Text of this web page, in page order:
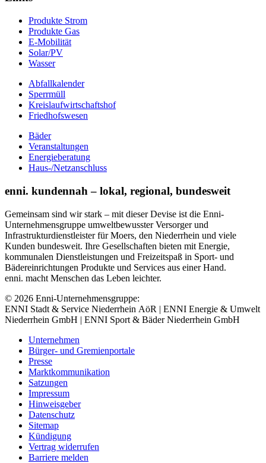
Produkte Strom
Produkte Gas
E-Mobilität
Solar/PV
Wasser
Abfallkalender
Sperrmüll
Kreislaufwirtschaftshof
Friedhofswesen
Bäder
Veranstaltungen
Energieberatung
Haus-/Netzanschluss
enni. kundennah – lokal, regional, bundesweit
Gemeinsam sind wir stark – mit dieser Devise ist die Enni-
Unternehmensgruppe umweltbewusster Versorger und
Infrastrukturdienstleister für Moers, den Niederrhein und viele
Kunden bundesweit. Ihre Gesellschaften bieten mit Energie,
kommunalen Dienstleistungen und Freizeitspaß in Sport- und
Bädereinrichtungen Produkte und Services aus einer Hand.
enni. macht Menschen das Leben leichter.
© 2026 Enni-Unternehmensgruppe:
ENNI Stadt & Service Niederrhein AöR | ENNI Energie & Umwelt
Niederrhein GmbH | ENNI Sport & Bäder Niederrhein GmbH
Unternehmen
Bürger- und Gremienportale
Presse
Marktkommunikation
Satzungen
Impressum
Hinweisgeber
Datenschutz
Sitemap
Kündigung
Vertrag widerrufen
Barriere melden